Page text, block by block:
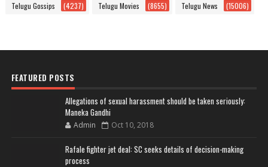
Telugu Gossips (4237) Telugu Movies (8655) Telugu News (15006)
FEATURED POSTS
Allegations of sexual harassment should be taken seriously:
Maneka Gandhi
Admin Oct 10, 2018
Rafale fighter jet deal: SC seeks details of decision-making
process